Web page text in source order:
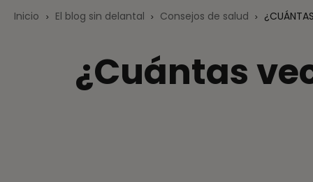
Inicio El blog sin delantal Consejos de salud
¿Cuántas